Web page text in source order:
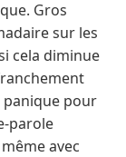
Gros
sur les
cela diminue
panique pour
parole
avec